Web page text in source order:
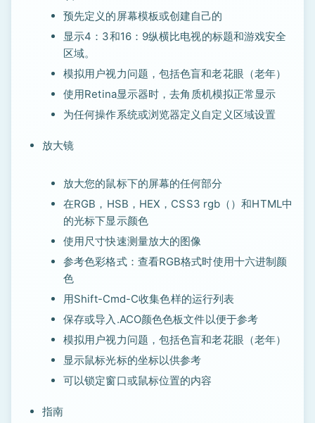
预先定义的屏幕模板或创建自己的
显示4：3和16：9纵横比电视的标题和游戏安全
区域。
模拟用户视力问题，包括色盲和老花眼（老年）
使用Retina显示器时，去角质机模拟正常显示
为任何操作系统或浏览器定义自定义区域设置
放大镜
放大您的鼠标下的屏幕的任何部分
在RGB，HSB，HEX，CSS3 rgb（）和HTML中
的光标下显示颜色
使用尺寸快速测量放大的图像
参考色彩格式：查看RGB格式时使用十六进制颜
色
用Shift-Cmd-C收集色样的运行列表
保存或导入.ACO颜色色板文件以便于参考
模拟用户视力问题，包括色盲和老花眼（老年）
显示鼠标光标的坐标以供参考
可以锁定窗口或鼠标位置的内容
指南